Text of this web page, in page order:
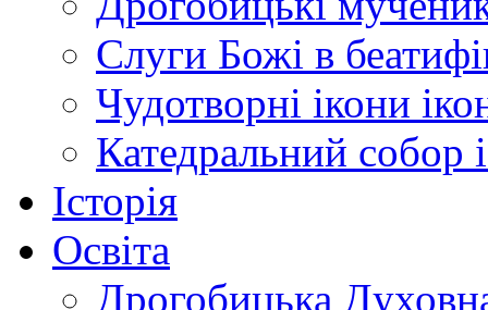
Слуги Божі в
Чудотворні ікони
Катедральний собор
Історія
Освіта
Дрогобицька